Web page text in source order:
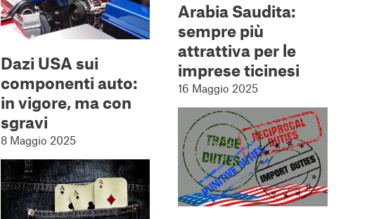
Arabia Saudita:
sempre più
attrattiva per le
imprese ticinesi
16 Maggio 2025
Dazi USA sui
componenti auto:
in vigore, ma con
sgravi
8 Maggio 2025